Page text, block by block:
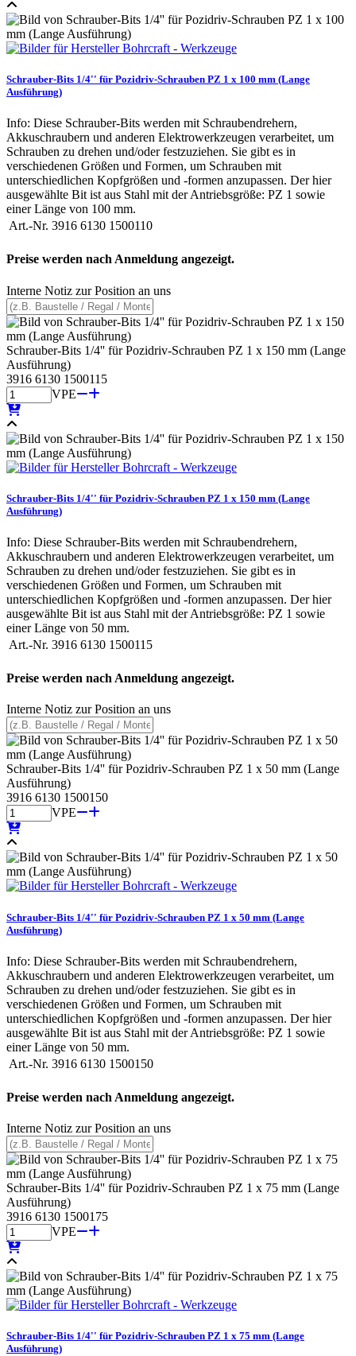
Schrauber-Bits 1/4'' für Pozidriv-Schrauben PZ 1 x 100 mm (Lange
Ausführung)
Info: Diese Schrauber-Bits werden mit Schraubendrehern,
Akkuschraubern und anderen Elektrowerkzeugen verarbeitet, um
Schrauben zu drehen und/oder festzuziehen. Sie gibt es in
verschiedenen Größen und Formen, um Schrauben mit
unterschiedlichen Kopfgrößen und -formen anzupassen. Der hier
ausgewählte Bit ist aus Stahl mit der Antriebsgröße: PZ 1 sowie
einer Länge von 100 mm.
Art.-Nr. 3916 6130 1500110
Preise werden nach Anmeldung angezeigt.
Interne Notiz zur Position an uns
Schrauber-Bits 1/4'' für Pozidriv-Schrauben PZ 1 x 150 mm (Lange
Ausführung)
3916 6130 1500115
VPE
Schrauber-Bits 1/4'' für Pozidriv-Schrauben PZ 1 x 150 mm (Lange
Ausführung)
Info: Diese Schrauber-Bits werden mit Schraubendrehern,
Akkuschraubern und anderen Elektrowerkzeugen verarbeitet, um
Schrauben zu drehen und/oder festzuziehen. Sie gibt es in
verschiedenen Größen und Formen, um Schrauben mit
unterschiedlichen Kopfgrößen und -formen anzupassen. Der hier
ausgewählte Bit ist aus Stahl mit der Antriebsgröße: PZ 1 sowie
einer Länge von 50 mm.
Art.-Nr. 3916 6130 1500115
Preise werden nach Anmeldung angezeigt.
Interne Notiz zur Position an uns
Schrauber-Bits 1/4'' für Pozidriv-Schrauben PZ 1 x 50 mm (Lange
Ausführung)
3916 6130 1500150
VPE
Schrauber-Bits 1/4'' für Pozidriv-Schrauben PZ 1 x 50 mm (Lange
Ausführung)
Info: Diese Schrauber-Bits werden mit Schraubendrehern,
Akkuschraubern und anderen Elektrowerkzeugen verarbeitet, um
Schrauben zu drehen und/oder festzuziehen. Sie gibt es in
verschiedenen Größen und Formen, um Schrauben mit
unterschiedlichen Kopfgrößen und -formen anzupassen. Der hier
ausgewählte Bit ist aus Stahl mit der Antriebsgröße: PZ 1 sowie
einer Länge von 50 mm.
Art.-Nr. 3916 6130 1500150
Preise werden nach Anmeldung angezeigt.
Interne Notiz zur Position an uns
Schrauber-Bits 1/4'' für Pozidriv-Schrauben PZ 1 x 75 mm (Lange
Ausführung)
3916 6130 1500175
VPE
Schrauber-Bits 1/4'' für Pozidriv-Schrauben PZ 1 x 75 mm (Lange
Ausführung)